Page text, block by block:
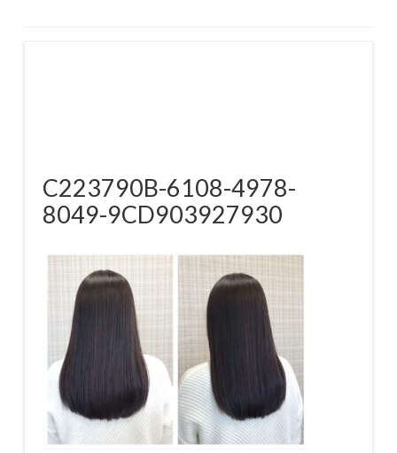
C223790B-6108-4978-
8049-9CD903927930